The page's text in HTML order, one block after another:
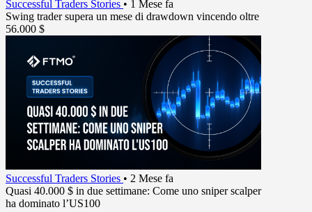
Successful Traders Stories • 1 Mese fa
Swing trader supera un mese di drawdown vincendo oltre
56.000 $
Successful Traders Stories • 2 Mese fa
Quasi 40.000 $ in due settimane: Come uno sniper scalper
ha dominato l’US100